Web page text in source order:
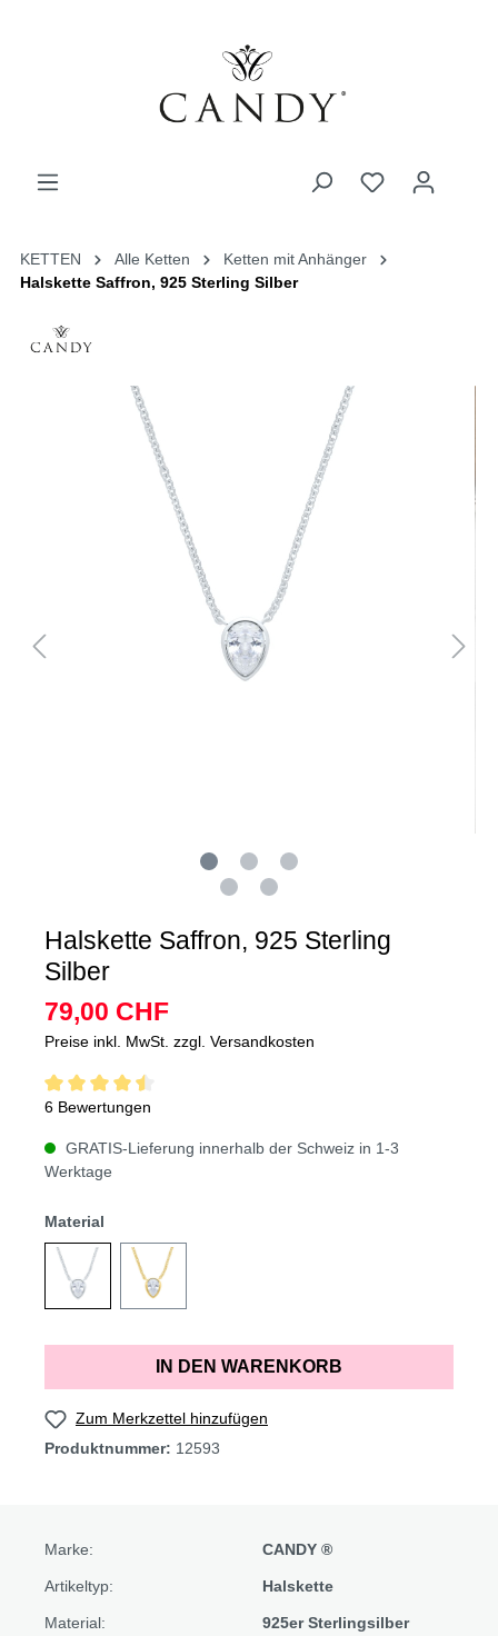
KETTEN Alle Ketten
Ketten mit Anhänger
Halskette Saffron, 925 Sterling Silber
Halskette Saffron, 925 Sterling
Silber
79,00 CHF
Preise inkl. MwSt. zzgl. Versandkosten
6 Bewertungen
GRATIS-Lieferung innerhalb der Schweiz in 1-3
Werktage
Material
IN DEN WARENKORB
Zum Merkzettel hinzufügen
Produktnummer: 12593
Marke: CANDY ®
Artikeltyp: Halskette
Material: 925er Sterlingsilber